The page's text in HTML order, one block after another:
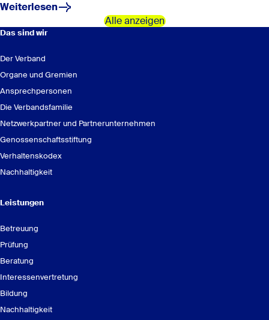
Erbschaft- / Schenkungssteuer:
Stefanie Herfort
Schülergenossenschaften
0211 16091-4679
Was machen Sie in Ihrer Freizeit?
Oliver Gaede
0175 7573886
die Genossenschaft.
Agrarpaket der Bundesregierung
Einblicke und Ausblicke: Der Genoverband e.V. und die
AWADO-Gruppe präsentieren ihre Vision im neuen
Imagefilm
Weiterlesen
Alle anzeigen
Das sind wir
Der Verband
Organe und Gremien
Ansprechpersonen
Die Verbandsfamilie
Netzwerkpartner und Partnerunternehmen
Genossenschaftsstiftung
Verhaltenskodex
Nachhaltigkeit
Leistungen
Betreuung
Prüfung
Beratung
Interessenvertretung
Bildung
Nachhaltigkeit